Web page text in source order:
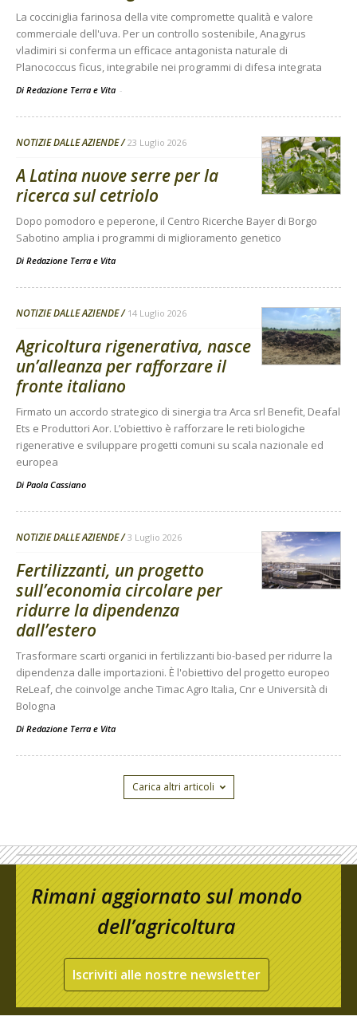
La cocciniglia farinosa della vite compromette qualità e valore
commerciale dell'uva. Per un controllo sostenibile, Anagyrus
vladimiri si conferma un efficace antagonista naturale di
Planococcus ficus, integrabile nei programmi di difesa integrata
Di Redazione Terra e Vita -
NOTIZIE DALLE AZIENDE 23 Luglio 2026
A Latina nuove serre per la
ricerca sul cetriolo
Dopo pomodoro e peperone, il Centro Ricerche Bayer di Borgo
Sabotino amplia i programmi di miglioramento genetico
Di Redazione Terra e Vita
NOTIZIE DALLE AZIENDE 14 Luglio 2026
Agricoltura rigenerativa, nasce
un’alleanza per rafforzare il
fronte italiano
Firmato un accordo strategico di sinergia tra Arca srl Benefit, Deafal
Ets e Produttori Aor. L’obiettivo è rafforzare le reti biologiche
rigenerative e sviluppare progetti comuni su scala nazionale ed
europea
Di Paola Cassiano
NOTIZIE DALLE AZIENDE 3 Luglio 2026
Fertilizzanti, un progetto
sull’economia circolare per
ridurre la dipendenza
dall’estero
Trasformare scarti organici in fertilizzanti bio-based per ridurre la
dipendenza dalle importazioni. È l'obiettivo del progetto europeo
ReLeaf, che coinvolge anche Timac Agro Italia, Cnr e Università di
Bologna
Di Redazione Terra e Vita
Carica altri articoli
Rimani aggiornato sul mondo
dell’agricoltura
Iscriviti alle nostre newsletter